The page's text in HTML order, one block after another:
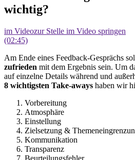
wichtig?
im Videozur Stelle im Video springen
(02:45)
Am Ende eines Feedback-Gesprächs
zufrieden mit dem Ergebnis sein. Um
auf einzelne Details während und
8 wichtigsten Take-aways haben wir
Vorbereitung
Atmosphäre
Einstellung
Zielsetzung &
Kommunikation
Transparenz
Beurteilungsfehler